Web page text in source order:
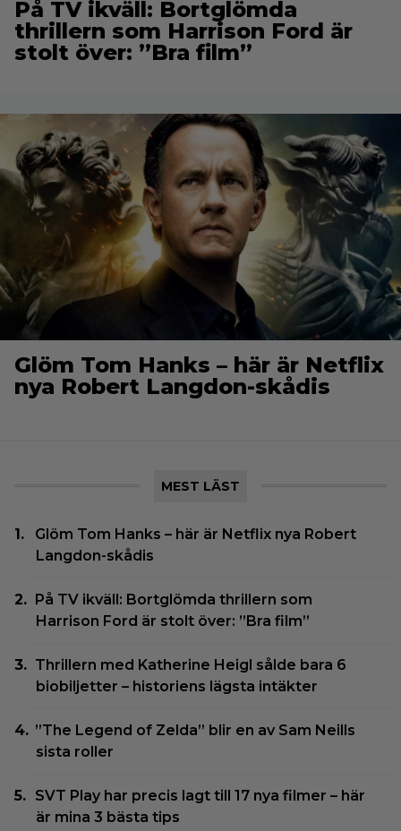
På TV ikväll: Bortglömda
thrillern som Harrison Ford är
stolt över: ”Bra film”
Glöm Tom Hanks – här är Netflix
nya Robert Langdon-skådis
MEST LÄST
Glöm Tom Hanks – här är Netflix nya Robert
Langdon-skådis
På TV ikväll: Bortglömda thrillern som
Harrison Ford är stolt över: ”Bra film”
Thrillern med Katherine Heigl sålde bara 6
biobiljetter – historiens lägsta intäkter
”The Legend of Zelda” blir en av Sam Neills
sista roller
SVT Play har precis lagt till 17 nya filmer – här
är mina 3 bästa tips